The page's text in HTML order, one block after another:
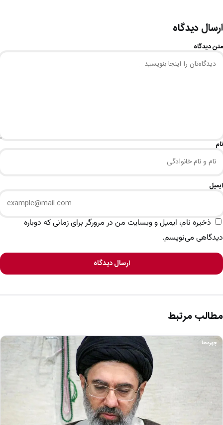
ارسال دیدگاه
متن دیدگاه
نام
ایمیل
ذخیره نام، ایمیل و وبسایت من در مرورگر برای زمانی که دوباره
دیدگاهی می‌نویسم.
ارسال دیدگاه
مطالب مرتبط
چهره‌ها